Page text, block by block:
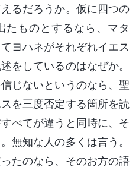
るだろうか。仮に四つの
たものとするなら、マタ
ヨハネがそれぞれイエス
をしているのはなぜか。
じないというのなら、聖
を三度否定する箇所を読
べてが違うと同時に、そ
無知な人の多くは言う。
たのなら、そのお方の語